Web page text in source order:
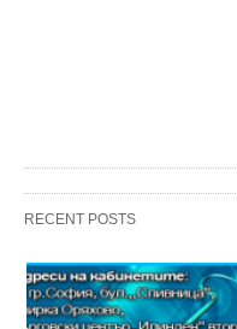
RECENT POSTS